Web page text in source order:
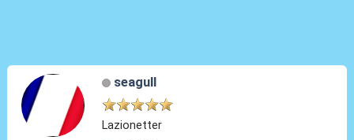
seagull
Lazionetter